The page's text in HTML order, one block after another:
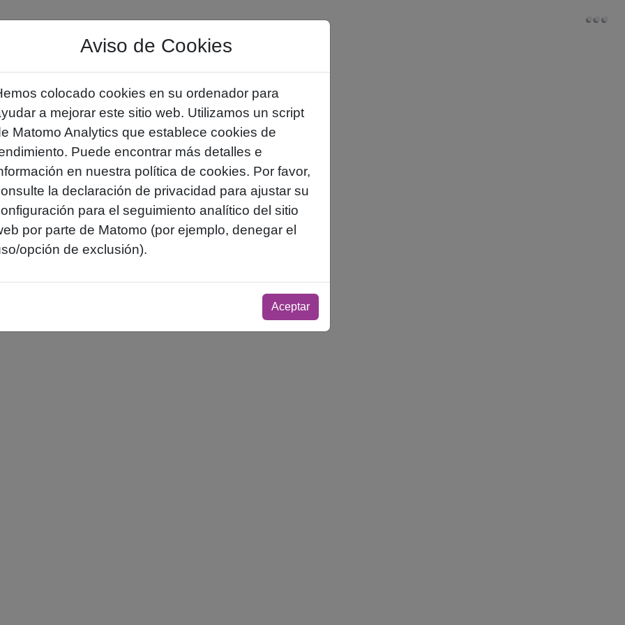
Inicio
Aviso de Cookies
colocado cookies en su ordenador para
a mejorar este sitio web. Utilizamos un script
Matomo Analytics que establece cookies de
Puede encontrar más detalles e
en nuestra política de cookies. Por favor,
la declaración de privacidad para ajustar su
para el seguimiento analítico del sitio
por parte de Matomo (por ejemplo, denegar el
opción de exclusión).
Aceptar